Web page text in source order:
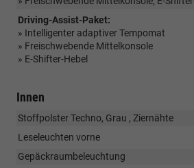
Driving-Assist-Paket:
» Intelligenter adaptiver Tempomat
» Freischwebende Mittelkonsole
» E-Shifter-Hebel
Innen
Stoffpolster Techno, Grau , Ziernähte
Leseleuchten vorne
Gepäckraumbeleuchtung